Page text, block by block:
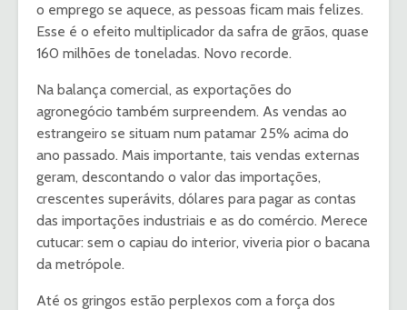
o emprego se aquece, as pessoas ficam mais felizes.
Esse é o efeito multiplicador da safra de grãos, quase
160 milhões de toneladas. Novo recorde.
Na balança comercial, as exportações do
agronegócio também surpreendem. As vendas ao
estrangeiro se situam num patamar 25% acima do
ano passado. Mais importante, tais vendas externas
geram, descontando o valor das importações,
crescentes superávits, dólares para pagar as contas
das importações industriais e as do comércio. Merece
cutucar: sem o capiau do interior, viveria pior o bacana
da metrópole.
Até os gringos estão perplexos com a força dos